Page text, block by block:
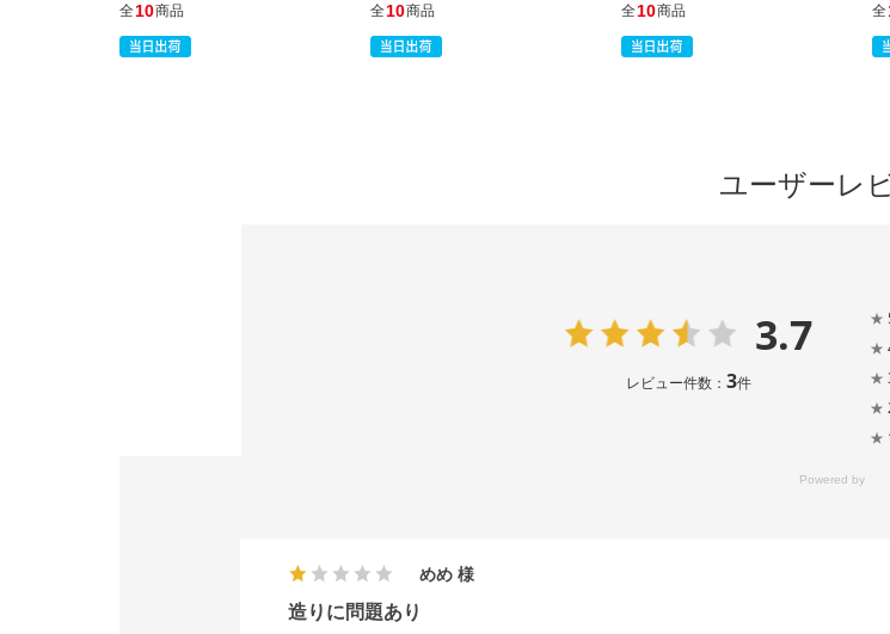
全10商品 全10商品 全10商品 全
ユーザーレ
3.7
レビュー件数： 3件
★
★
★
★
★
造りに問題あり
めめ